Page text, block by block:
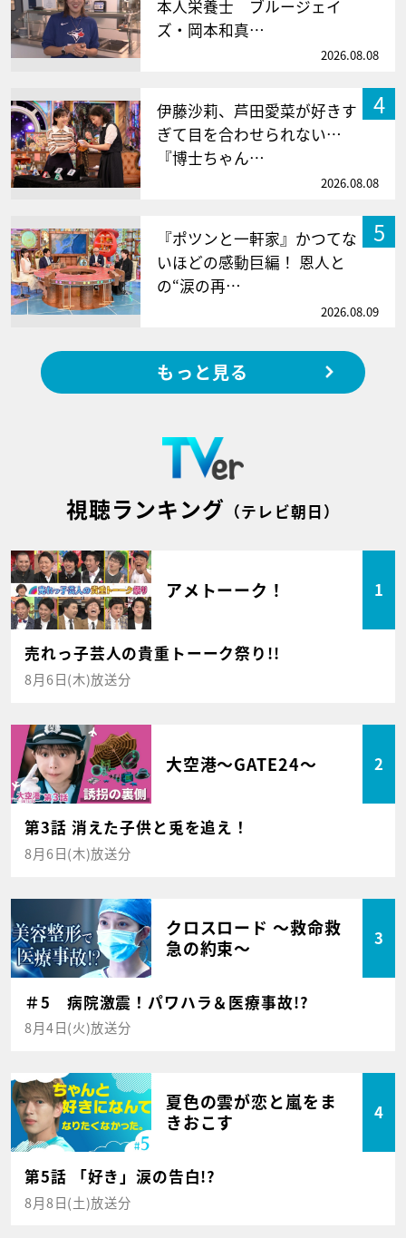
本人栄養士 ブルージェイ
ズ・岡本和真…
2026.08.08
4
伊藤沙莉、芦田愛菜が好きす
ぎて目を合わせられない…
『博士ちゃん…
2026.08.08
5
『ポツンと一軒家』かつてな
いほどの感動巨編！ 恩人と
の“涙の再…
2026.08.09
もっと見る
視聴ランキング （テレビ朝日）
アメトーーク！ 1
売れっ子芸人の貴重トーーク祭り!!
8月6日(木)放送分
大空港～GATE24～ 2
第3話 消えた子供と兎を追え！
8月6日(木)放送分
クロスロード ～救命救
急の約束～
3
＃5 病院激震！パワハラ＆医療事故!?
8月4日(火)放送分
夏色の雲が恋と嵐をま
きおこす
4
第5話 「好き」涙の告白!?
8月8日(土)放送分